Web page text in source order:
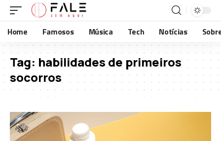
Home Famosos Música Tech Notícias
Tag: habilidades de primeiros
socorros